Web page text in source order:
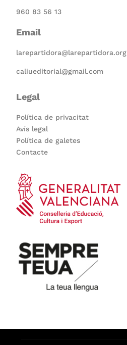
960 83 56 13
Email
larepartidora@larepartidora.org
caliueditorial@gmail.com
Legal
Política de privacitat
Avís legal
Política de galetes
Contacte